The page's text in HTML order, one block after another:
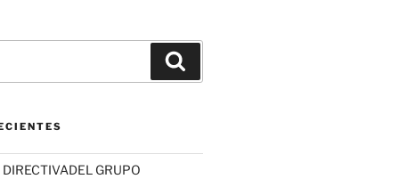
GRUPO